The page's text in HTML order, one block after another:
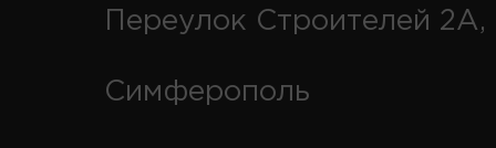
Переулок Строителей 2А,
Симферополь